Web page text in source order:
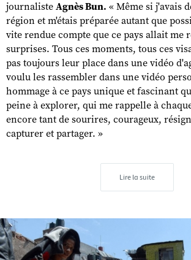
journaliste Agnès Bun. « Même si j'avais
région et m'étais préparée autant que
vite rendue compte que ce pays allait me
surprises. Tous ces moments, tous ces
pas toujours leur place dans une vidéo
voulu les rassembler dans une vidéo
hommage à ce pays unique et fascinant
peine à explorer, qui me rappelle à
encore tant de sourires, courageux,
capturer et partager. »
Lire la suite